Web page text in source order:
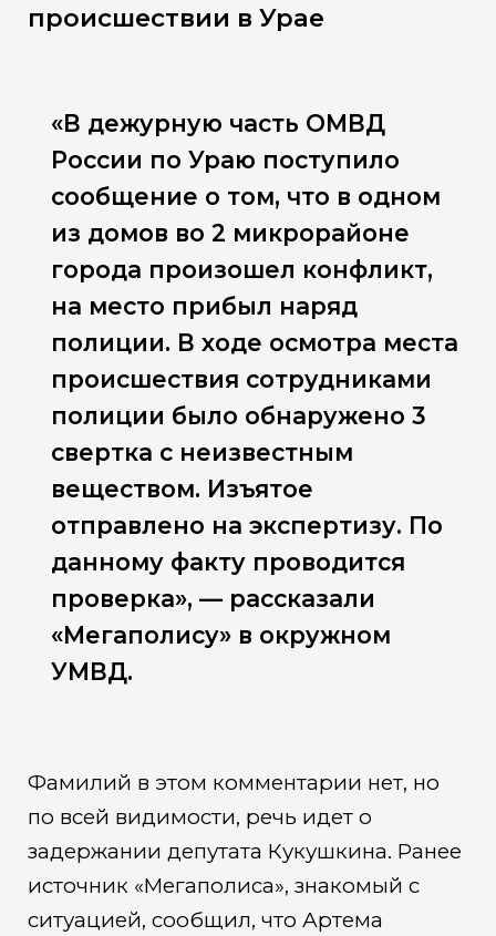
происшествии в Урае
«В дежурную часть ОМВД
России по Ураю поступило
сообщение о том, что в одном
из домов во 2 микрорайоне
города произошел конфликт,
на место прибыл наряд
полиции. В ходе осмотра места
происшествия сотрудниками
полиции было обнаружено 3
свертка с неизвестным
веществом. Изъятое
отправлено на экспертизу. По
данному факту проводится
проверка», — рассказали
«Мегаполису» в окружном
УМВД.
Фамилий в этом комментарии нет, но
по всей видимости, речь идет о
задержании депутата Кукушкина. Ранее
источник «Мегаполиса», знакомый с
ситуацией, сообщил, что Артема